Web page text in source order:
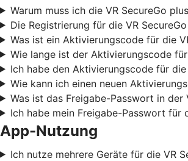
Warum muss ich die VR SecureGo
Die Registrierung für die VR
Was ist ein Aktivierungscode für die
Wie lange ist der Aktivierungscode
Ich habe den Aktivierungscode für
Wie kann ich einen neuen
Was ist das Freigabe-Passwort in der
Ich habe mein Freigabe-Passwort für
App-Nutzung
Ich nutze mehrere Geräte für die VR